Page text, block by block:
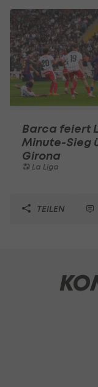
Barca feiert
Minute-Sieg
Girona
La Liga
TEILEN